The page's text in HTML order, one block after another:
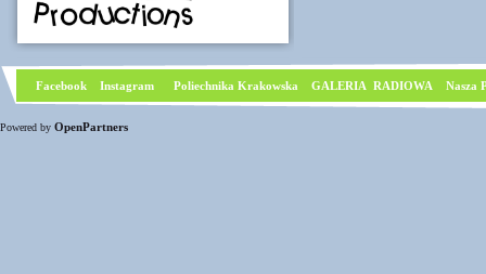
Facebook Instagram Poliechnika Krakowska GALERIA RADIOWA Nasza
Powered by OpenPartners